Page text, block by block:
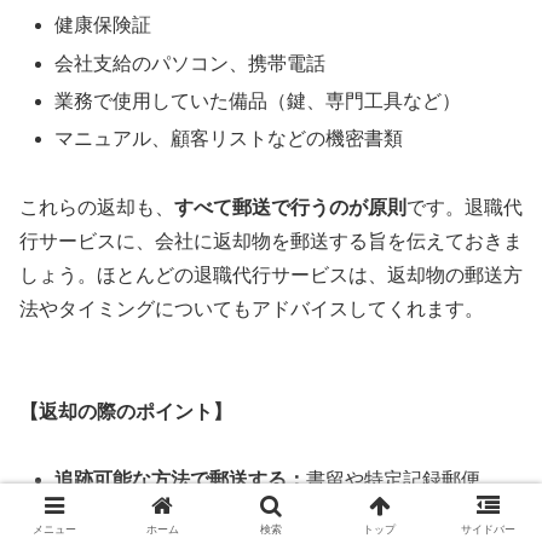
健康保険証
会社支給のパソコン、携帯電話
業務で使用していた備品（鍵、専門工具など）
マニュアル、顧客リストなどの機密書類
これらの返却も、 すべて郵送で行うのが原則 です。退職代
行サービスに、会社に返却物を郵送する旨を伝えておきま
しょう。ほとんどの退職代行サービスは、返却物の郵送方
法やタイミングについてもアドバイスしてくれます。
【返却の際のポイント】
追跡可能な方法で郵送する：書留や特定記録郵便、
宅急便など、追跡番号があるサービスを利用しまし
メニュー ホーム 検索 トップ サイドバー